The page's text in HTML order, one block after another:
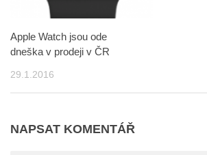
Apple Watch jsou ode
dneška v prodeji v ČR
29.1.2016
NAPSAT KOMENTÁŘ